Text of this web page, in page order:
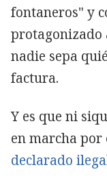
fontaneros" y
protagonizado
nadie sepa
factura.
Y es que ni
en marcha por
declarado